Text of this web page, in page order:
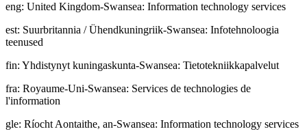
eng: United Kingdom-Swansea: Information technology services
est: Suurbritannia / Ühendkuningriik-Swansea: Infotehnoloogia
teenused
fin: Yhdistynyt kuningaskunta-Swansea: Tietotekniikkapalvelut
fra: Royaume-Uni-Swansea: Services de technologies de
l'information
gle: Ríocht Aontaithe, an-Swansea: Information technology services